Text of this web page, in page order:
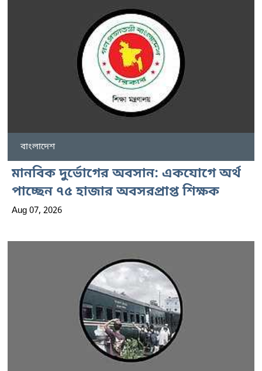
বাংলাদেশ
মানবিক দুর্ভোগের অবসান: একযোগে অর্থ
পাচ্ছেন ৭৫ হাজার অবসরপ্রাপ্ত শিক্ষক
Aug 07, 2026